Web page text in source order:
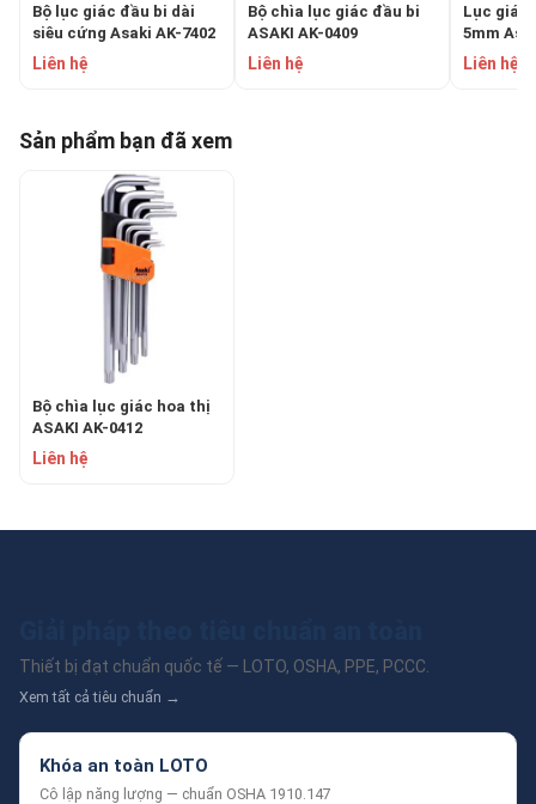
Bộ lục giác đầu bi dài
siêu cứng Asaki AK-7402
Liên hệ
Bộ chìa lục giác đầu bi
ASAKI AK-0409
Liên hệ
Lục giác
5mm
Liên hệ
Sản phẩm bạn đã xem
Bộ chìa lục giác hoa thị
ASAKI AK-0412
Liên hệ
Thiết bị đạt chuẩn quốc tế — LOTO, OSHA, PPE, PCCC.
Xem tất cả tiêu chuẩn →
Khóa an toàn LOTO
Cô lập năng lượng — chuẩn OSHA 1910.147